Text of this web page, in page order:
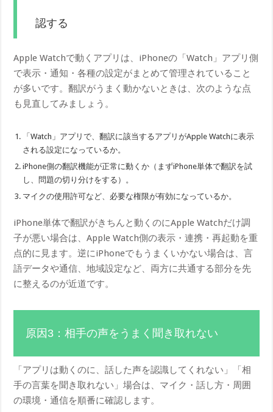
認する
Apple Watchで動くアプリは、iPhoneの「Watch」アプリ側
で表示・通知・各種の設定がまとめて管理されていること
が多いです。翻訳がうまく動かないときは、次のような点
も見直してみましょう。
「Watch」アプリで、翻訳に該当するアプリがApple Watchに表示
される設定になっているか。
iPhone側の翻訳機能が正常に動くか（まずiPhone単体で翻訳を試
し、問題の切り分けをする）。
マイクの使用許可など、必要な権限が有効になっているか。
iPhone単体で翻訳がきちんと動くのにApple Watchだけ調
子が悪い場合は、Apple Watch側の表示・連携・再起動を重
点的に見ます。逆にiPhoneでもうまくいかない場合は、言
語データや通信、地域設定など、両方に共通する部分を先
に整えるのが近道です。
原因3：相手の声をうまく聞き取れない
「アプリは動くのに、話した声を認識してくれない」「相
手の言葉を聞き取れない」場合は、マイク・話し方・周囲
の環境・通信を順番に確認します。